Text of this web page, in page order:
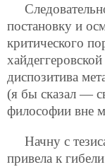
постановку и
критического
диспозитива
(я бы сказал —
философии вне
Начну с
привела к